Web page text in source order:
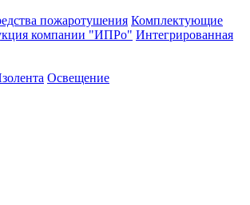
пожаротушения Комплектующие
компании "ИПРо" Интегрированная
Освещение